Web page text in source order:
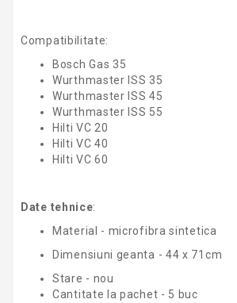
Compatibilitate:
Bosch Gas 35
Wurthmaster ISS 35
Wurthmaster ISS 45
Wurthmaster ISS 55
Hilti VC 20
Hilti VC 40
Hilti VC 60
Date tehnice:
Material - microfibra sintetica
Dimensiuni geanta - 44 x 71cm
Stare - nou
Cantitate la pachet - 5 buc